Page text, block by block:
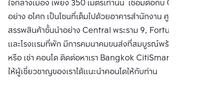
ใจกลางเมือง เพียง 350 เมตรเท่านั้น เชื่อมต่อกับ CBD ชั้นใน
อย่าง อโศก เป็นโซนที่เต็มไปด้วยอาคารสำนักงาน ศูนย์รวมห้าง
สรรพสินค้าชั้นนำอย่าง Central พระราม 9, Fortune Town
และโรงแรมที่พัก มีการคมนาคมขนส่งที่สมบูรณ์พร้อม ซื้อ ขาย
หรือ เช่า คอนโด ติดต่อหาเรา Bangkok CitiSmart ได้ทันที เพื่อ
ให้ผู้เชี่ยวชาญของเราได้แนะนำคอนโดให้กับท่าน